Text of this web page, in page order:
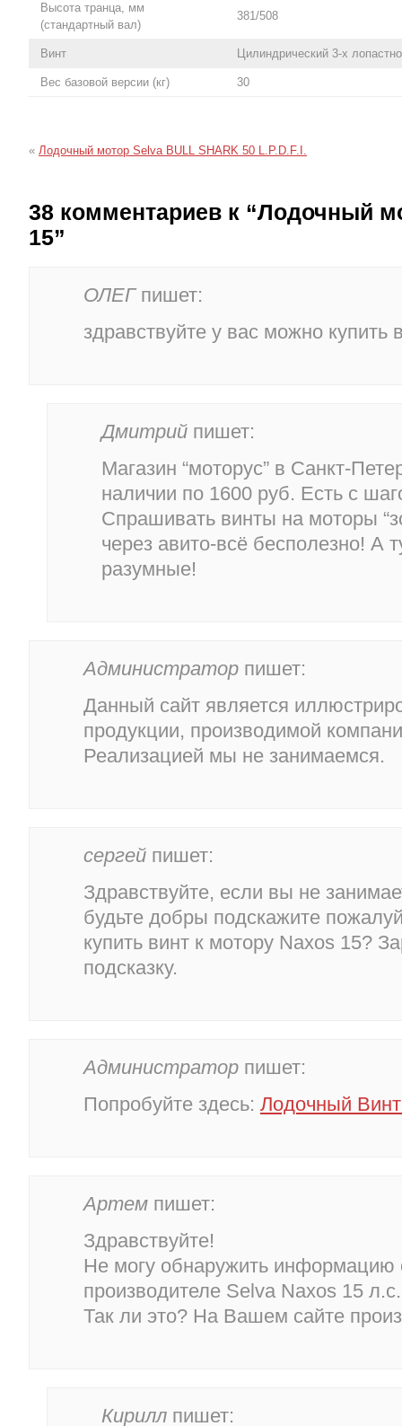
Высота транца, мм
(стандартный вал)
381/508
Винт Цилиндрический 3-х
Вес базовой версии (кг) 30
« Лодочный мотор Selva BULL SHARK 50 L.P.D.F.I.
38 комментариев к “Лодочный
15”
ОЛЕГ пишет:
здравствуйте у вас можно купить
Дмитрий пишет:
Магазин “моторус” в Санкт-
наличии по 1600 руб. Есть с
Спрашивать винты на моторы
через авито-всё бесполезно! А
разумные!
Администратор пишет:
Данный сайт является
продукции, производимой
Реализацией мы не занимаемся.
сергей пишет:
Здравствуйте, если вы не
будьте добры подскажите
купить винт к мотору Naxos 15?
подсказку.
Администратор пишет:
Попробуйте здесь: Лодочный
Артем пишет:
Здравствуйте!
Не могу обнаружить информацию
производителе Selva Naxos 15
Так ли это? На Вашем сайте
Кирилл пишет: